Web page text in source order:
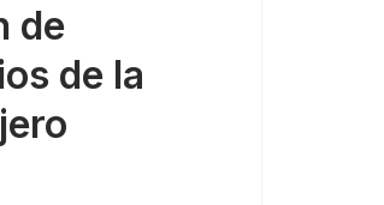
de
de la